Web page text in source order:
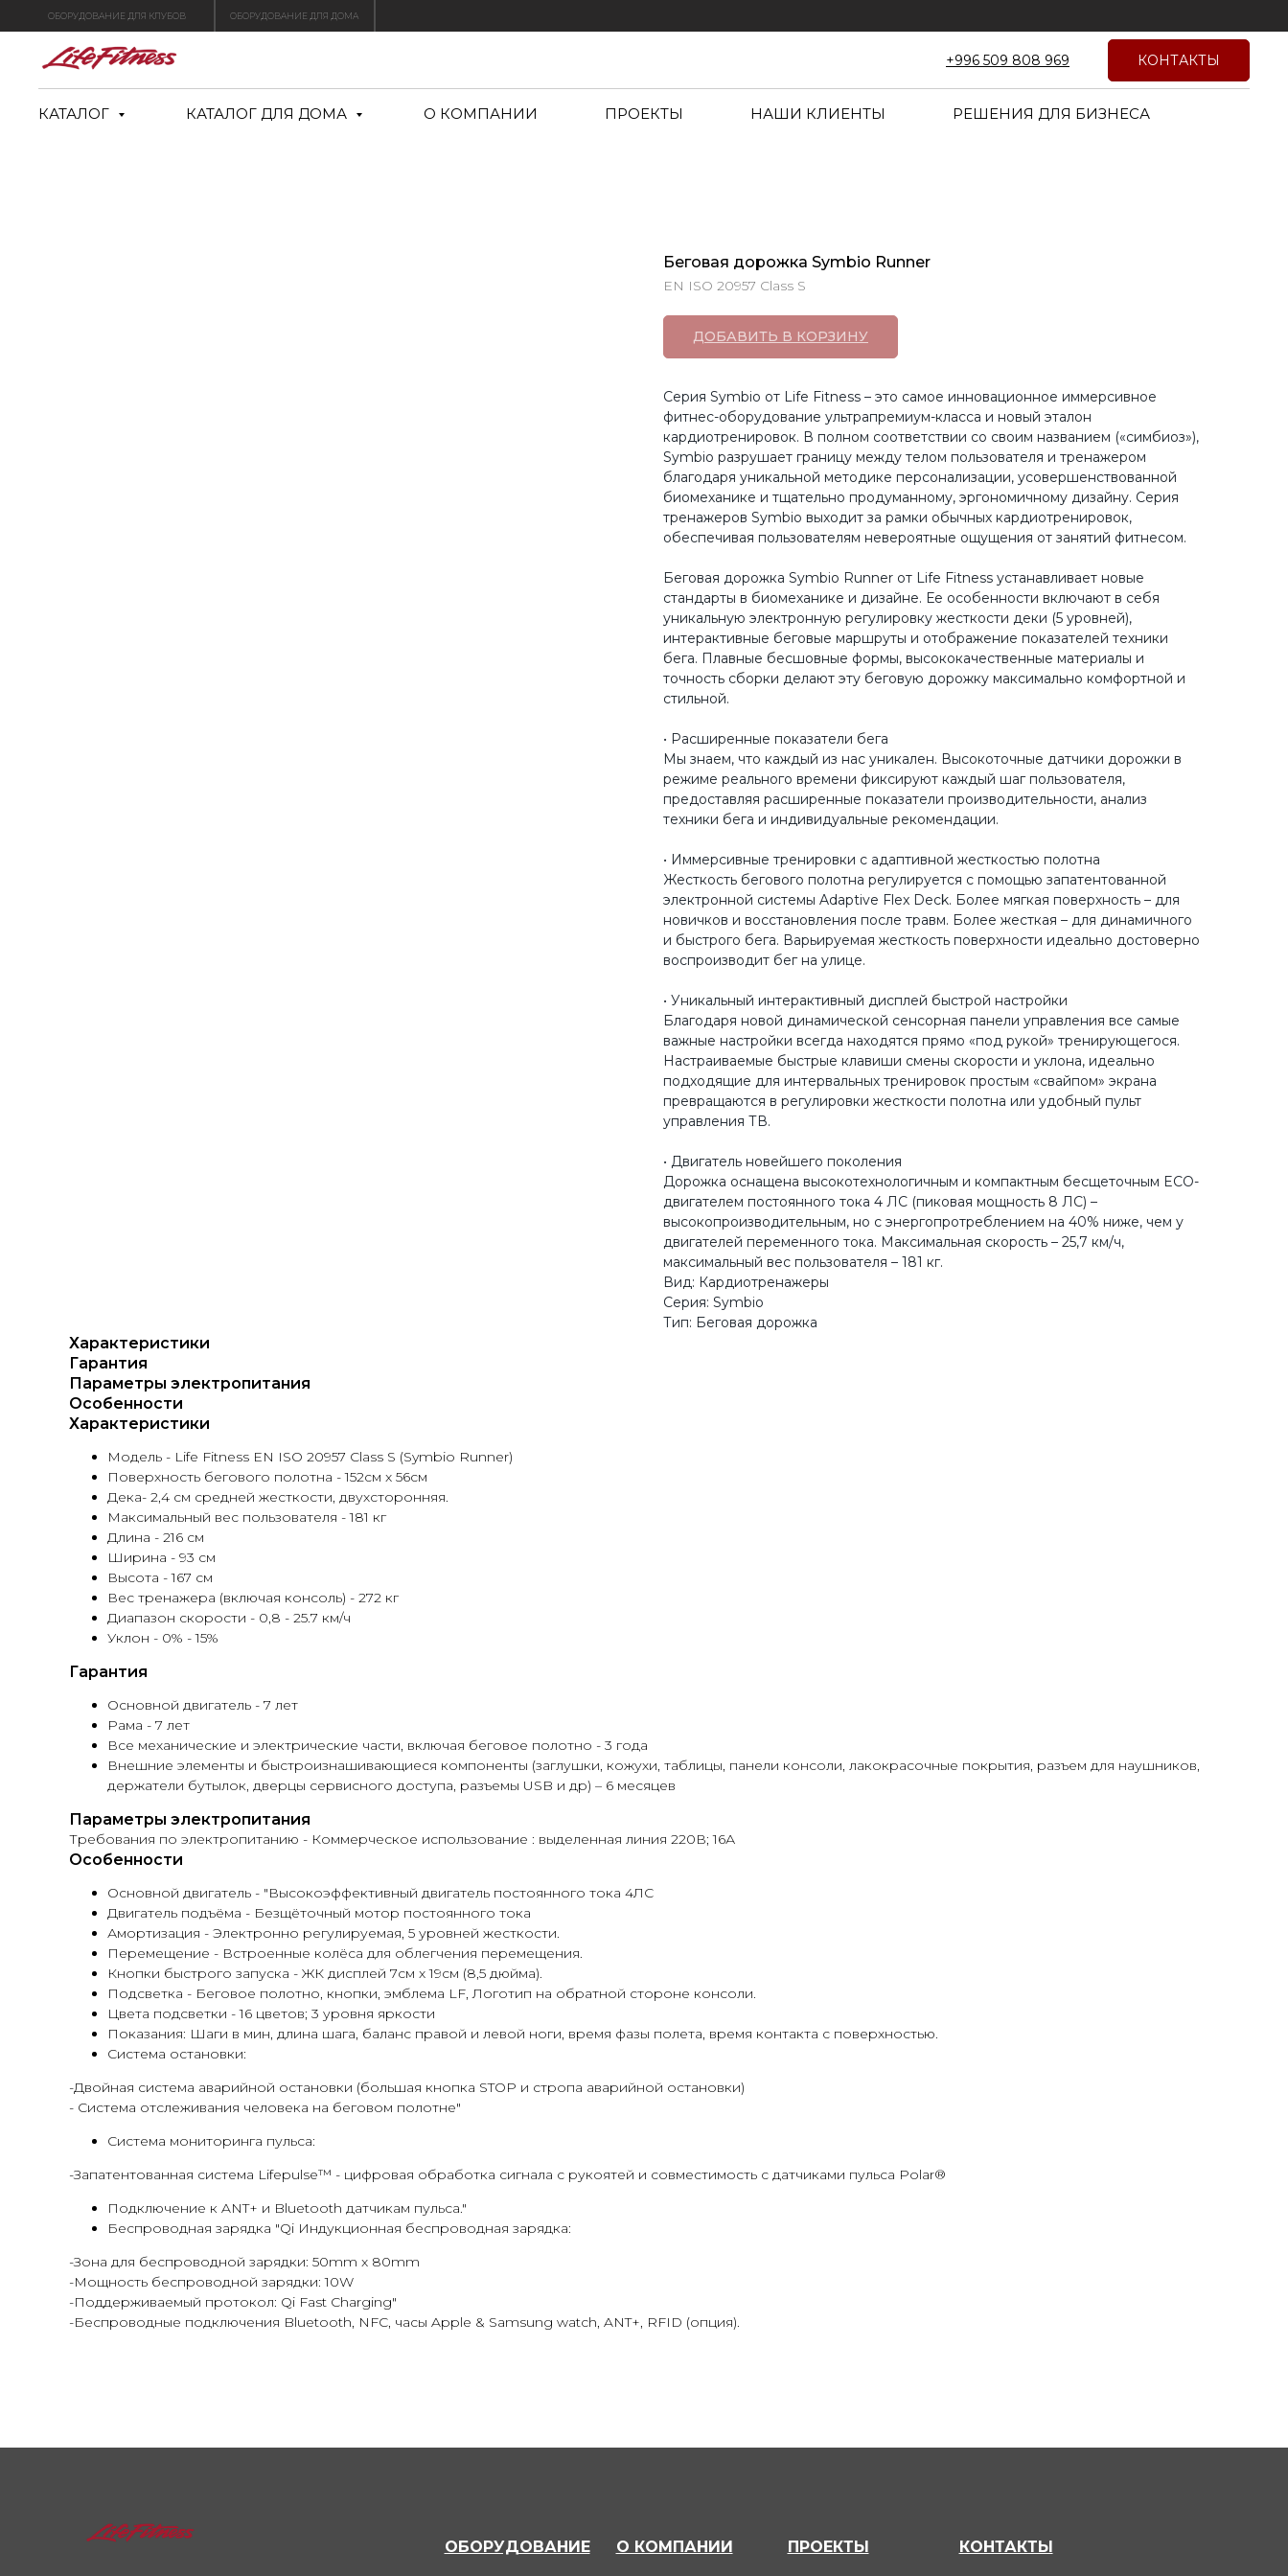
ОБОРУДОВАНИЕ ДЛЯ КЛУБОВ ОБОРУДОВАНИЕ ДЛЯ ДОМА
+996 509 808 969 КОНТАКТЫ
КАТАЛОГ КАТАЛОГ ДЛЯ ДОМА О КОМПАНИИ ПРОЕКТЫ НАШИ КЛИЕНТЫ РЕШЕНИЯ ДЛЯ БИЗНЕСА
Беговая дорожка Symbio Runner
EN ISO 20957 Class S
ДОБАВИТЬ В КОРЗИНУ
Серия Symbio от Life Fitness – это самое инновационное иммерсивное
фитнес-оборудование ультрапремиум-класса и новый эталон
кардиотренировок. В полном соответствии со своим названием («симбиоз»),
Symbio разрушает границу между телом пользователя и тренажером
благодаря уникальной методике персонализации, усовершенствованной
биомеханике и тщательно продуманному, эргономичному дизайну. Серия
тренажеров Symbio выходит за рамки обычных кардиотренировок,
обеспечивая пользователям невероятные ощущения от занятий фитнесом.
Беговая дорожка Symbio Runner от Life Fitness устанавливает новые
стандарты в биомеханике и дизайне. Ее особенности включают в себя
уникальную электронную регулировку жесткости деки (5 уровней),
интерактивные беговые маршруты и отображение показателей техники
бега. Плавные бесшовные формы, высококачественные материалы и
точность сборки делают эту беговую дорожку максимально комфортной и
стильной.
• Расширенные показатели бега
Мы знаем, что каждый из нас уникален. Высокоточные датчики дорожки в
режиме реального времени фиксируют каждый шаг пользователя,
предоставляя расширенные показатели производительности, анализ
техники бега и индивидуальные рекомендации.
• Иммерсивные тренировки с адаптивной жесткостью полотна
Жесткость бегового полотна регулируется с помощью запатентованной
электронной системы Adaptive Flex Deck. Более мягкая поверхность – для
новичков и восстановления после травм. Более жесткая – для динамичного
и быстрого бега. Варьируемая жесткость поверхности идеально достоверно
воспроизводит бег на улице.
• Уникальный интерактивный дисплей быстрой настройки
Благодаря новой динамической сенсорная панели управления все самые
важные настройки всегда находятся прямо «под рукой» тренирующегося.
Настраиваемые быстрые клавиши смены скорости и уклона, идеально
подходящие для интервальных тренировок простым «свайпом» экрана
превращаются в регулировки жесткости полотна или удобный пульт
управления ТВ.
• Двигатель новейшего поколения
Дорожка оснащена высокотехнологичным и компактным бесщеточным ECO-
двигателем постоянного тока 4 ЛС (пиковая мощность 8 ЛС) –
высокопроизводительным, но с энергопротреблением на 40% ниже, чем у
двигателей переменного тока. Максимальная скорость – 25,7 км/ч,
максимальный вес пользователя – 181 кг.
Вид: Кардиотренажеры
Серия: Symbio
Тип: Беговая дорожка
Характеристики
Гарантия
Параметры электропитания
Особенности
Характеристики
Модель - Life Fitness EN ISO 20957 Class S (Symbio Runner)
Поверхность бегового полотна - 152см x 56см
Дека- 2,4 см средней жесткости, двухсторонняя.
Максимальный вес пользователя - 181 кг
Длина - 216 см
Ширина - 93 см
Высота - 167 см
Вес тренажера (включая консоль) - 272 кг
Диапазон скорости - 0,8 - 25.7 км/ч
Уклон - 0% - 15%
Гарантия
Основной двигатель - 7 лет
Рама - 7 лет
Все механические и электрические части, включая беговое полотно - 3 года
Внешние элементы и быстроизнашивающиеся компоненты (заглушки, кожухи, таблицы, панели консоли, лакокрасочные покрытия, разъем для наушников,
держатели бутылок, дверцы сервисного доступа, разъемы USB и др) – 6 месяцев
Параметры электропитания
Требования по электропитанию - Коммерческое использование : выделенная линия 220В; 16А
Особенности
Основной двигатель - "Высокоэффективный двигатель постоянного тока 4ЛС
Двигатель подъёма - Безщёточный мотор постоянного тока
Амортизация - Электронно регулируемая, 5 уровней жесткости.
Перемещение - Встроенные колёса для облегчения перемещения.
Кнопки быстрого запуска - ЖК дисплей 7см x 19см (8,5 дюйма).
Подсветка - Беговое полотно, кнопки, эмблема LF, Логотип на обратной стороне консоли.
Цвета подсветки - 16 цветов; 3 уровня яркости
Показания: Шаги в мин, длина шага, баланс правой и левой ноги, время фазы полета, время контакта с поверхностью.
Система остановки:
-Двойная система аварийной остановки (большая кнопка STOP и стропа аварийной остановки)
- Система отслеживания человека на беговом полотне"
Система мониторинга пульса:
-Запатентованная система Lifepulse™ - цифровая обработка сигнала с рукоятей и совместимость с датчиками пульса Polar®
Подключение к ANT+ и Bluetooth датчикам пульса."
Беспроводная зарядка "Qi Индукционная беспроводная зарядка:
-Зона для беспроводной зарядки: 50mm x 80mm
-Мощность беспроводной зарядки: 10W
-Поддерживаемый протокол: Qi Fast Charging"
-Беспроводные подключения Bluetooth, NFC, часы Apple & Samsung watch, ANT+, RFID (опция).
ОБОРУДОВАНИЕ О КОМПАНИИ ПРОЕКТЫ КОНТАКТЫ